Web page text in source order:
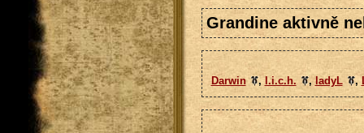
Grandine aktivně
Darwin , l.i.c.h. ,ladyL ,